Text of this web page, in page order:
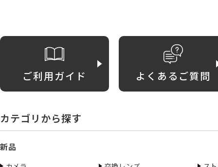
ご利用ガイド よくあるご質問
カテゴリから探す
新品